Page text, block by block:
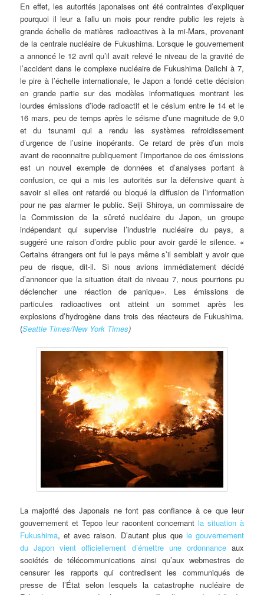
En effet, les autorités japonaises ont été contraintes d’expliquer
pourquoi il leur a fallu un mois pour rendre public les rejets à
grande échelle de matières radioactives à la mi-Mars, provenant
de la centrale nucléaire de Fukushima. Lorsque le gouvernement
a annoncé le 12 avril qu’il avait relevé le niveau de la gravité de
l’accident dans le complexe nucléaire de Fukushima Daiichi à 7,
le pire à l’échelle internationale, le Japon a fondé cette décision
en grande partie sur des modèles informatiques montrant les
lourdes émissions d’iode radioactif et le césium entre le 14 et le
16 mars, peu de temps après le séisme d’une magnitude de 9,0
et du tsunami qui a rendu les systèmes refroidissement
d’urgence de l’usine inopérants. Ce retard de près d’un mois
avant de reconnaitre publiquement l’importance de ces émissions
est un nouvel exemple de données et d’analyses portant à
confusion, ce qui a mis les autorités sur la défensive quant à
savoir si elles ont retardé ou bloqué la diffusion de l’information
pour ne pas alarmer le public. Seiji Shiroya, un commissaire de
la Commission de la sûreté nucléaire du Japon, un groupe
indépendant qui supervise l’industrie nucléaire du pays, a
suggéré une raison d’ordre public pour avoir gardé le silence. «
Certains étrangers ont fui le pays même s’il semblait y avoir que
peu de risque, dit-il. Si nous avions immédiatement décidé
d’annoncer que la situation était de niveau 7, nous pourrions pu
déclencher une réaction de panique». Les émissions de
particules radioactives ont atteint un sommet après les
explosions d’hydrogène dans trois des réacteurs de Fukushima.
(Seattle Times/New York Times)
La majorité des Japonais ne font pas confiance à ce que leur
gouvernement et Tepco leur racontent concernantla situation à
Fukushima, et avec raison. D’autant plus que le gouvernement
du Japon vient officiellement d’émettre une ordonnanceaux
sociétés de télécommunications ainsi qu’aux webmestres de
censurer les rapports qui contredisent les communiqués de
presse de l’État selon lesquels la catastrophe nucléaire de